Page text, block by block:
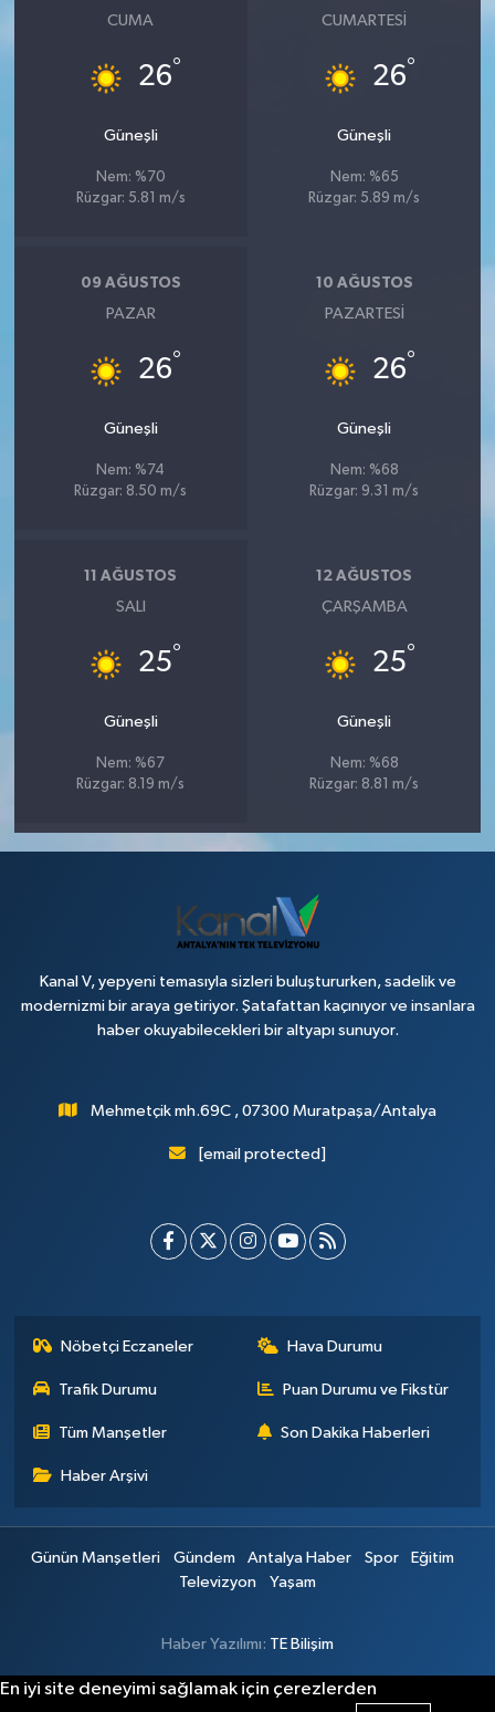
CUMA
26°
Güneşli
Nem: %70
Rüzgar: 5.81 m/s
CUMARTESI
26°
Güneşli
Nem: %65
Rüzgar: 5.89 m/s
09 AĞUSTOS
PAZAR
26°
Güneşli
Nem: %74
Rüzgar: 8.50 m/s
10 AĞUSTOS
PAZARTESI
26°
Güneşli
Nem: %68
Rüzgar: 9.31 m/s
11 AĞUSTOS
SALI
25°
Güneşli
Nem: %67
Rüzgar: 8.19 m/s
12 AĞUSTOS
ÇARŞAMBA
25°
Güneşli
Nem: %68
Rüzgar: 8.81 m/s
Kanal V, yepyeni temasıyla sizleri buluştururken, sadelik ve
modernizmi bir araya getiriyor. Şatafattan kaçınıyor ve insanlara
haber okuyabilecekleri bir altyapı sunuyor.
Mehmetçik mh.69C , 07300 Muratpaşa/Antalya
[email protected]
Nöbetçi Eczaneler Hava Durumu
Trafik Durumu Puan Durumu ve Fikstür
Tüm Manşetler Son Dakika Haberleri
Haber Arşivi
Günün Manşetleri Gündem Antalya Haber Spor
Eğitim
Televizyon
Yaşam
Haber Yazılımı: TE Bilişim
En iyi site deneyimi sağlamak için çerezlerden